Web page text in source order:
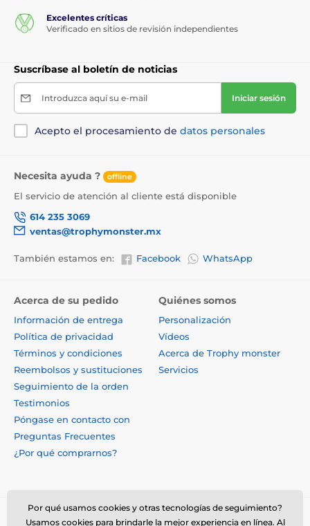
Excelentes críticas
Verificado en sitios de revisión independientes
Suscríbase al boletín de noticias
Introduzca aquí su e-mail Iniciar sesión
Acepto el procesamiento de datos personales
Necesita ayuda ? offline
El servicio de atención al cliente está disponible
614 235 3069
ventas@trophymonster.mx
También estamos en: Facebook WhatsApp
Acerca de su pedido
Información de entrega
Política de privacidad
Términos y condiciones
Reembolsos y sustituciones
Seguimiento de la orden
Testimonios
Póngase en contacto con
Preguntas Frecuentes
¿Por qué comprarnos?
Quiénes somos
Personalización
Vídeos
Acerca de Trophy monster
Servicios
Por qué usamos cookies y otras tecnologías de seguimiento?
Usamos cookies para brindarle la mejor experiencia en línea. Al